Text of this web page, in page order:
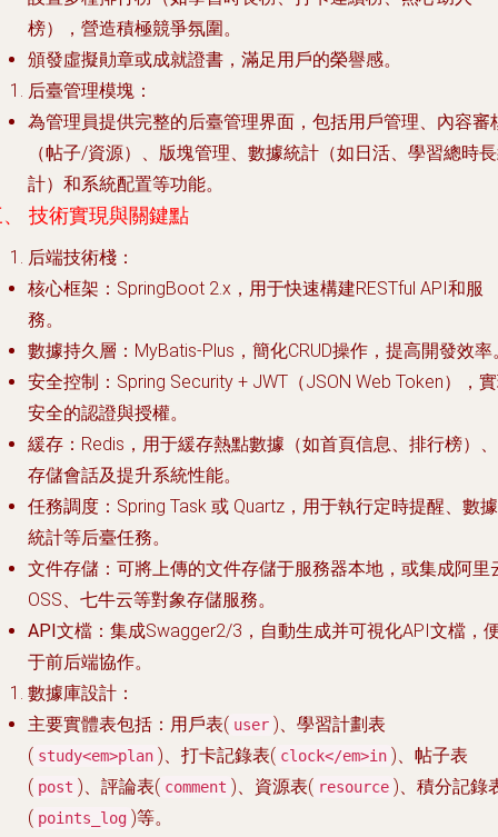
榜），營造積極競爭氛圍。
頒發虛擬勛章或成就證書，滿足用戶的榮譽感。
后臺管理模塊 ：
為管理員提供完整的后臺管理界面，包括用戶管理、內容審
（帖子/資源）、版塊管理、數據統計（如日活、學習總時
計）和系統配置等功能。
技術實現與關鍵點
后端技術棧 ：
核心框架 ：SpringBoot 2.x，用于快速構建RESTful API和服
務。
數據持久層 ：MyBatis-Plus，簡化CRUD操作，提高開發效率
安全控制 ：Spring Security + JWT（JSON Web Token），
安全的認證與授權。
緩存 ：Redis，用于緩存熱點數據（如首頁信息、排行榜）、
存儲會話及提升系統性能。
任務調度 ：Spring Task 或 Quartz，用于執行定時提醒、數據
統計等后臺任務。
文件存儲 ：可將上傳的文件存儲于服務器本地，或集成阿里
OSS、七牛云等對象存儲服務。
API文檔 ：集成Swagger2/3，自動生成并可視化API文檔，
于前后端協作。
數據庫設計 ：
主要實體表包括：用戶表( user )、學習計劃表
( study<em>plan )、打卡記錄表( clock</em>in )、帖子表
( post )、評論表( comment )、資源表( resource )、積分記錄
( points_log )等。